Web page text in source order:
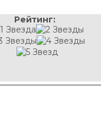
Рейтинг: